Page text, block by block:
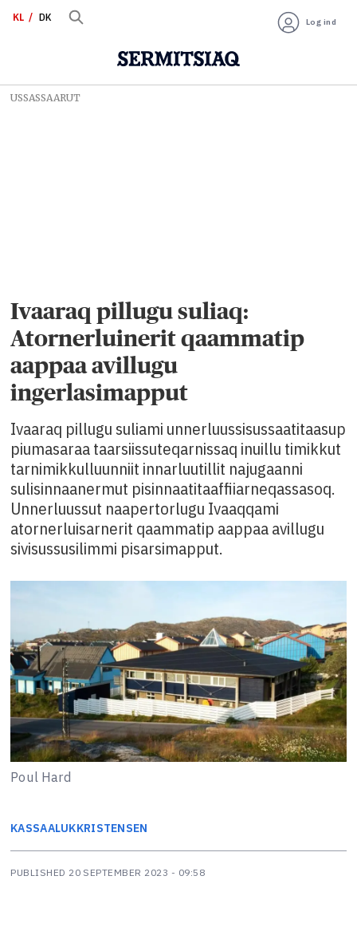
KL DK Log ind
USSASSAARUT
Ivaaraq pillugu suliaq:
Atornerluinerit qaammatip
aappaa avillugu
ingerlasimapput
Ivaaraq pillugu suliami unnerluussisussaatitaasup
piumasaraa taarsiissuteqarnissaq inuillu timikkut
tarnimikkulluunniit innarluutillit najugaanni
sulisinnaanermut pisinnaatitaaffiiarneqassasoq.
Unnerluussut naapertorlugu Ivaaqqami
atornerluisarnerit qaammatip aappaa avillugu
sivisussusilimmi pisarsimapput.
Poul Hard
KASSAALUKKRISTENSEN
PUBLISHED 20 SEPTEMBER 2023 - 09:58